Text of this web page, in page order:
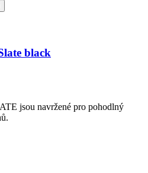
black
jsou navržené pro pohodlný